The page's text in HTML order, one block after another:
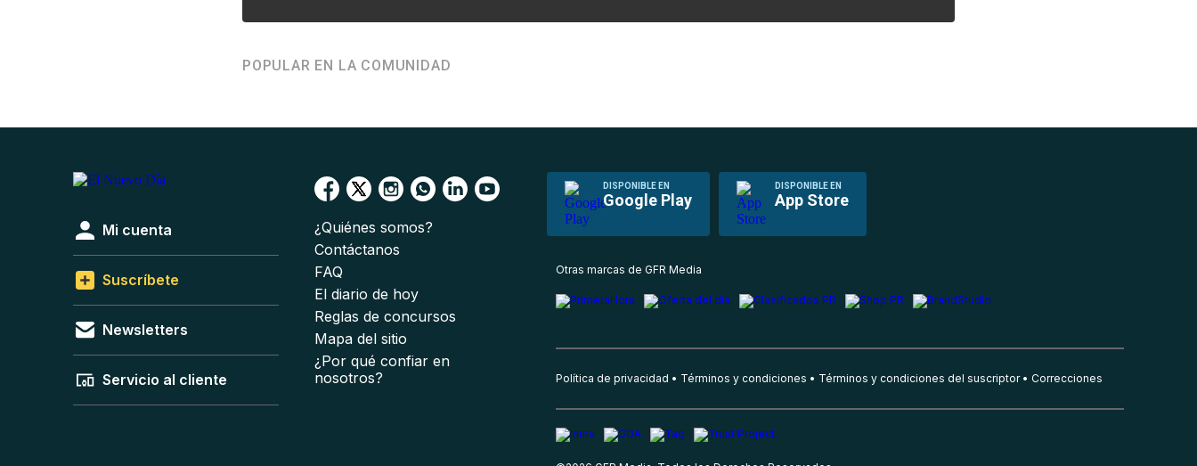
POPULAR EN LA COMUNIDAD
DISPONIBLE EN
Google Play
DISPONIBLE EN
App Store
Mi cuenta
Suscríbete
Newsletters
Servicio al cliente
¿Quiénes somos?
Contáctanos
FAQ
El diario de hoy
Reglas de concursos
Mapa del sitio
¿Por qué confiar en
nosotros?
Otras marcas de GFR Media
Política de privacidad Términos y condiciones Términos y condiciones del suscriptor Correcciones